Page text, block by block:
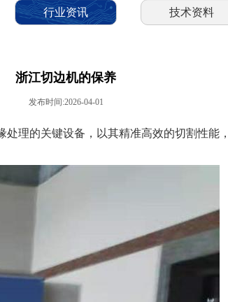
行业资讯 技术资料
浙江切边机的保养
发布时间:2026-04-01
理的关键设备，以其精准高效的切割性能